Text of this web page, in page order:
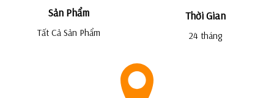
Sản Phẩm
Tất Cả Sản Phẩm
Thời Gian
24 tháng